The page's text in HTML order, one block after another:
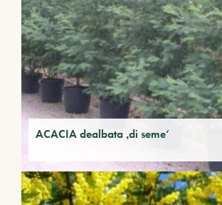
ACACIA dealbata ‚di seme‘